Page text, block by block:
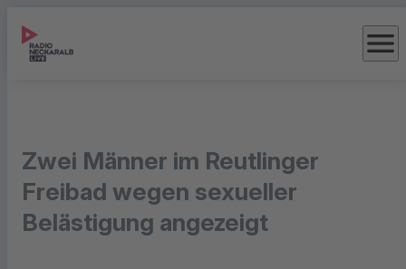
menu
Zwei Männer im Reutlinger
Freibad wegen sexueller
Belästigung angezeigt